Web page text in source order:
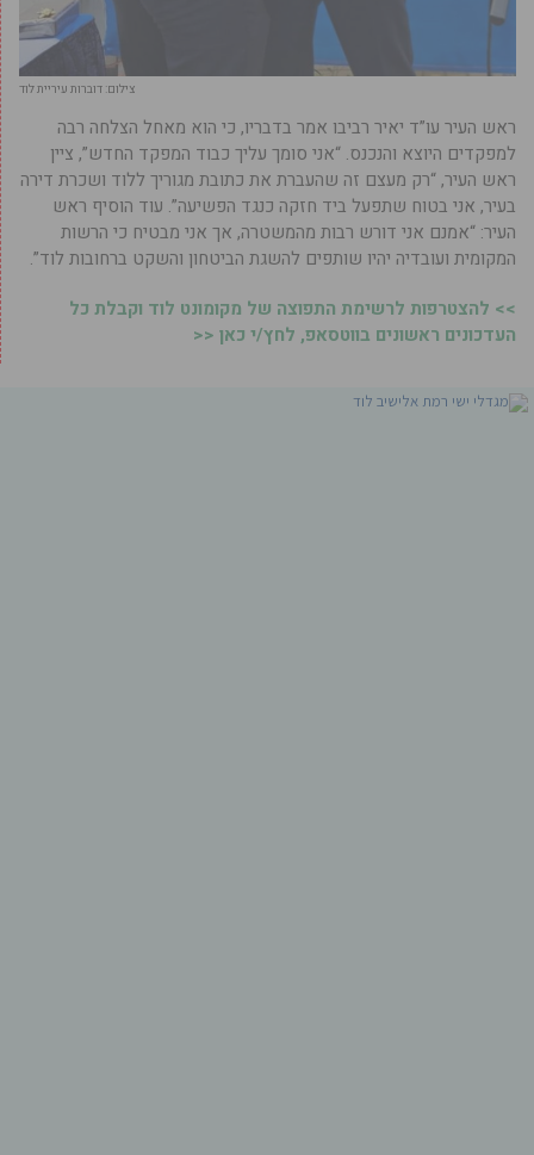
צילום: דוברות עיריית לוד
ראש העיר עו”ד יאיר רביבו אמר בדבריו, כי הוא מאחל הצלחה רבה
למפקדים היוצא והנכנס. “אני סומך עליך כבוד המפקד החדש”, ציין
ראש העיר, “רק מעצם זה שהעברת את כתובת מגוריך ללוד ושכרת דירה
בעיר, אני בטוח שתפעל ביד חזקה כנגד הפשיעה”. עוד הוסיף ראש
העיר: “אמנם אני דורש רבות מהמשטרה, אך אני מבטיח כי הרשות
המקומית ועובדיה יהיו שותפים להשגת הביטחון והשקט ברחובות לוד”.
>> להצטרפות לרשימת התפוצה של מקומונט לוד וקבלת כל
העדכונים ראשונים בווטסאפ, לחץ/י כאן <<